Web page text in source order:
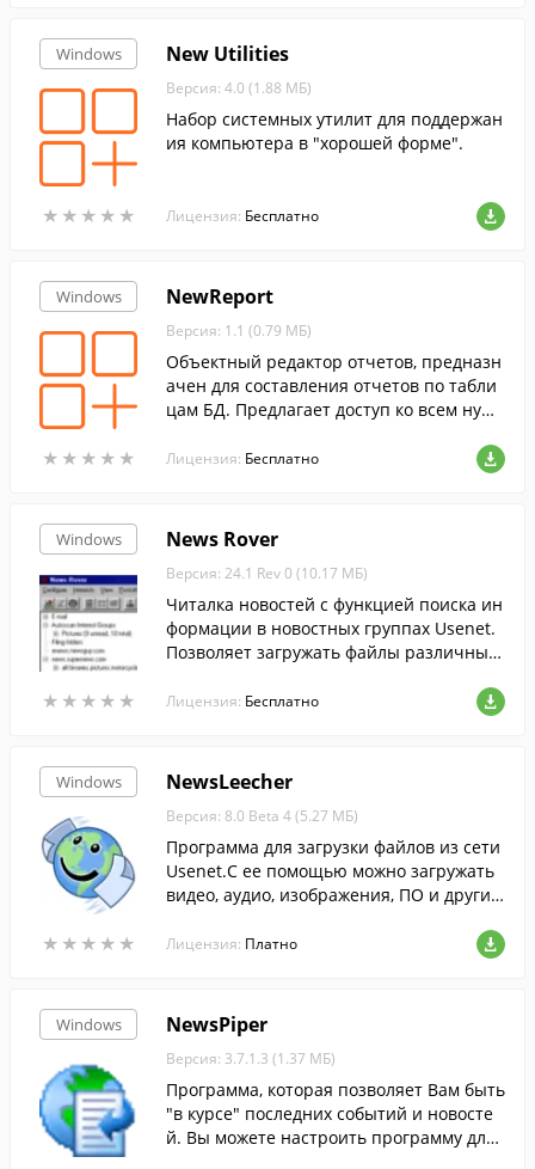
Windows
★ ★ ★ ★ ★
★ ★ ★ ★ ★
New Utilities
Версия: 4.0 (1.88 МБ)
Набор системных утилит для поддержан
ия компьютера в "хорошей форме".
Лицензия: Бесплатно
Windows
★ ★ ★ ★ ★
★ ★ ★ ★ ★
NewReport
Версия: 1.1 (0.79 МБ)
Объектный редактор отчетов, предназн
ачен для составления отчетов по табли
цам БД. Предлагает доступ ко всем нужн
Лицензия: Бесплатно
Windows
★ ★ ★ ★ ★
★ ★ ★ ★ ★
News Rover
Версия: 24.1 Rev 0 (10.17 МБ)
Читалка новостей с функцией поиска ин
формации в новостных группах Usenet.
Позволяет загружать файлы различных
Лицензия: Бесплатно
Windows
★ ★ ★ ★ ★
★ ★ ★ ★ ★
NewsLeecher
Версия: 8.0 Beta 4 (5.27 МБ)
Программа для загрузки файлов из сети
Usenet.С ее помощью можно загружать
видео, аудио, изображения, ПО и другие
Лицензия: Платно
Windows NewsPiper
Версия: 3.7.1.3 (1.37 МБ)
Программа, которая позволяет Вам быть
"в курсе" последних событий и новосте
й. Вы можете настроить программу для